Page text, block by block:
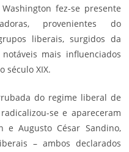
fez-se presente
provenientes do
liberais, surgidos da
mais influenciados
século XIX.
do regime liberal de
se e apareceram
e Augusto César Sandino,
– ambos declarados